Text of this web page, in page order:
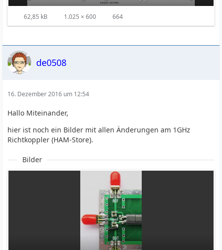
62,85 kB 1.025 × 600 664
de0508
16. Dezember 2016 um 12:54
Hallo Miteinander,
hier ist noch ein Bilder mit allen Änderungen am 1GHz
Richtkoppler (HAM-Store).
Bilder